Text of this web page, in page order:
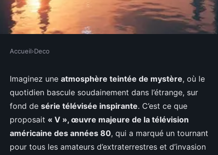
Voyage au cœur de la science-
fiction : l'univers fascinant de
« v »
Faustine•20 décembre 2025•6 min de lecture
Accueil›Deco
Imaginez une atmosphère teintée de mystère, où le
quotidien bascule soudainement dans l’étrange, sur
fond de série télévisée inspirante. C’est ce que
proposait « V », œuvre majeure de la télévision
américaine des années 80, qui a marqué un tournant
pour tous les amateurs d’extraterrestres et d’invasion